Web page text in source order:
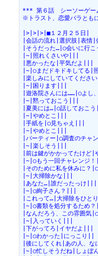
*** 第６話　シーソーゲー
※トラスト、恋愛パラとも
|>|>|>|■１２月２５日|
|会話の流れ|選択肢|表情|
|そうだった…|○会いに行
|~|照れくさいや|||
|悪かったな|平気だよ|||
|~|○まだドキドキしてる|
|楽しみにしていてくださ
|~|困ります|||
|遊洛院さんには……|○よし
|~|黙っておこう|||
|夏美には…|○話しておこ
|~|やめとこ|||
|手紙を|○見ちゃえ|||
|~|やめとこ|||
|パーティー|○調査のチャ
|~|楽しそう|||
|前は鍵がかかってたけど
|~|○もう一回チャレンジ
|そのために私を休みに？
|~|大掃除かな|||
|あなた…|誰だったっけ|||
|~|○絢子さん？|||
|これって…|大掃除をひと
|~|○書類を処分するため
|なんだろう、この雰囲気
|~|入っていく|||
|下がってろ|イヤだよ|||
|~|○わかった|にっこり||
|後にしてくれ|あの人、
|~|○忙しそうだね|しょぼ